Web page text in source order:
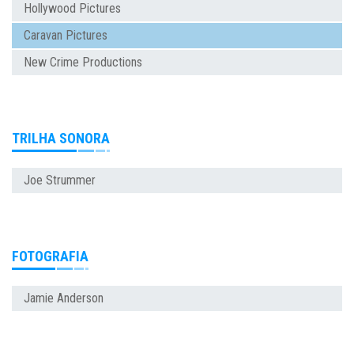
Hollywood Pictures
Caravan Pictures
New Crime Productions
TRILHA SONORA
Joe Strummer
FOTOGRAFIA
Jamie Anderson